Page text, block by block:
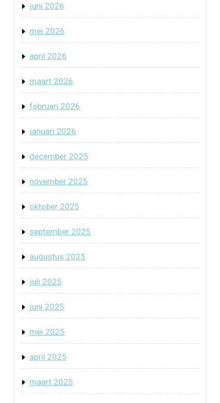
juni 2026
mei 2026
april 2026
maart 2026
februari 2026
januari 2026
december 2025
november 2025
oktober 2025
september 2025
augustus 2025
juli 2025
juni 2025
mei 2025
april 2025
maart 2025